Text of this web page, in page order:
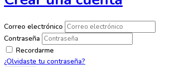
Correo electrónico
Contraseña
Recordarme
¿Olvidaste tu contraseña?